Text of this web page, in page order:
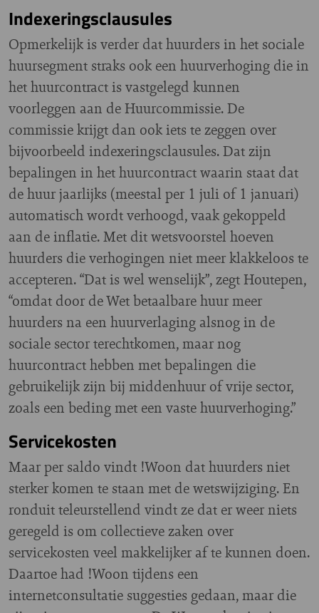
Indexeringsclausules
Opmerkelijk is verder dat huurders in het sociale
huursegment straks ook een huurverhoging die in
het huurcontract is vastgelegd kunnen
voorleggen aan de Huurcommissie. De
commissie krijgt dan ook iets te zeggen over
bijvoorbeeld indexeringsclausules. Dat zijn
bepalingen in het huurcontract waarin staat dat
de huur jaarlijks (meestal per 1 juli of 1 januari)
automatisch wordt verhoogd, vaak gekoppeld
aan de inflatie. Met dit wetsvoorstel hoeven
huurders die verhogingen niet meer klakkeloos te
accepteren. “Dat is wel wenselijk”, zegt Houtepen,
“omdat door de Wet betaalbare huur meer
huurders na een huurverlaging alsnog in de
sociale sector terechtkomen, maar nog
huurcontract hebben met bepalingen die
gebruikelijk zijn bij middenhuur of vrije sector,
zoals een beding met een vaste huurverhoging.”
Servicekosten
Maar per saldo vindt !Woon dat huurders niet
sterker komen te staan met de wetswijziging. En
ronduit teleurstellend vindt ze dat er weer niets
geregeld is om collectieve zaken over
servicekosten veel makkelijker af te kunnen doen.
Daartoe had !Woon tijdens een
internetconsultatie suggesties gedaan, maar die